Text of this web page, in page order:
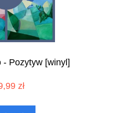
- Pozytyw [winyl]
zł